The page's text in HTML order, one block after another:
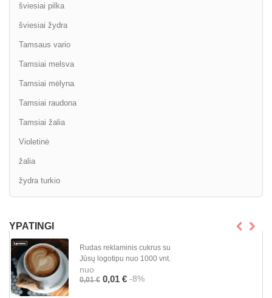
šviesiai pilka
šviesiai žydra
Tamsaus vario
Tamsiai melsva
Tamsiai mėlyna
Tamsiai raudona
Tamsiai žalia
Violetinė
žalia
žydra turkio
YPATINGI
Rudas reklaminis cukrus su
Jūsų logotipu nuo 1000 vnt.
nuo
0,01 € 0,01 € -8%